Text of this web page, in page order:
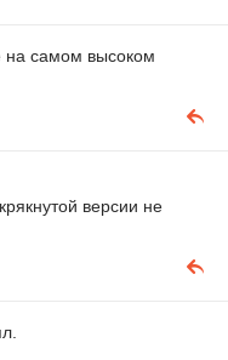
на самом высоком
версии не